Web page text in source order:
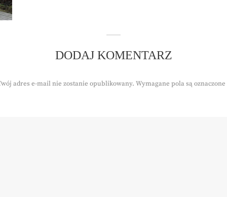
DODAJ KOMENTARZ
adres e-mail nie zostanie opublikowany. Wymagane pola są oznaczone